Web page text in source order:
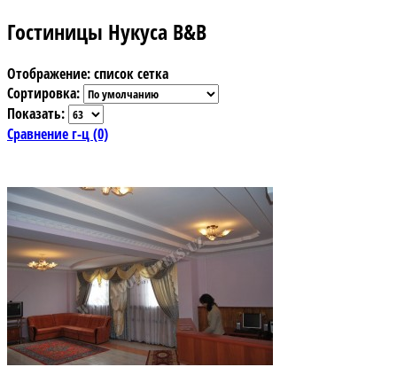
Гостиницы Нукуса B&B
Отображение:списоксетка
Сортировка:
Показать:
Сравнение г-ц (0)